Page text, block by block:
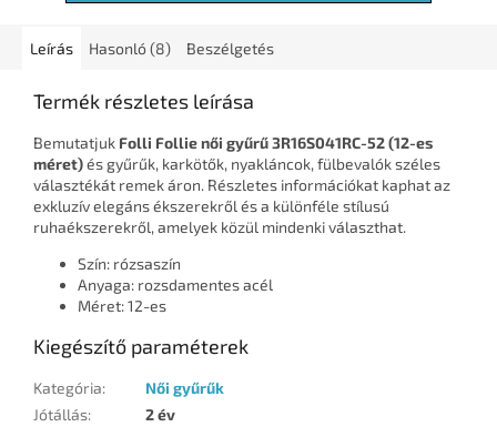
Leírás Hasonló (8) Beszélgetés
Termék részletes leírása
Bemutatjuk Folli Follie női gyűrű 3R16S041RC-52 (12-es
méret)és gyűrűk, karkötők, nyakláncok, fülbevalók széles
választékát remek áron. Részletes információkat kaphat az
exkluzív elegáns ékszerekről és a különféle stílusú
ruhaékszerekről, amelyek közül mindenki választhat.
Szín: rózsaszín
Anyaga: rozsdamentes acél
Méret: 12-es
Kiegészítő paraméterek
Kategória:
Női gyűrűk
Jótállás:
2 év